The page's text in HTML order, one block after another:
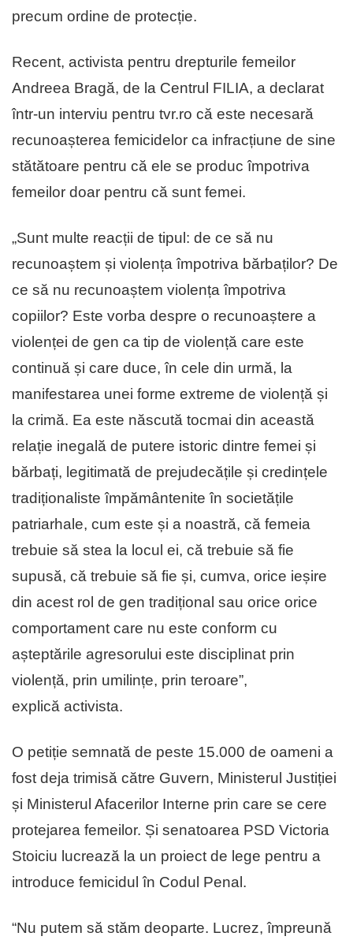
precum ordine de protecție.
Recent, activista pentru drepturile femeilor
Andreea Bragă, de la Centrul FILIA, a declarat
într-un interviu pentru tvr.ro că este necesară
recunoașterea femicidelor ca infracțiune de sine
stătătoare pentru că ele se produc împotriva
femeilor doar pentru că sunt femei.
„Sunt multe reacții de tipul: de ce să nu
recunoaștem și violența împotriva bărbaților? De
ce să nu recunoaștem violența împotriva
copiilor? Este vorba despre o recunoaștere a
violenței de gen ca tip de violență care este
continuă și care duce, în cele din urmă, la
manifestarea unei forme extreme de violență și
la crimă. Ea este născută tocmai din această
relație inegală de putere istoric dintre femei și
bărbați, legitimată de prejudecățile și credințele
tradiționaliste împământenite în societățile
patriarhale, cum este și a noastră, că femeia
trebuie să stea la locul ei, că trebuie să fie
supusă, că trebuie să fie și, cumva, orice ieșire
din acest rol de gen tradițional sau orice orice
comportament care nu este conform cu
așteptările agresorului este disciplinat prin
violență, prin umilințe, prin teroare”,
explică activista.
O petiție semnată de peste 15.000 de oameni a
fost deja trimisă către Guvern, Ministerul Justiției
și Ministerul Afacerilor Interne prin care se cere
protejarea femeilor. Și senatoarea PSD Victoria
Stoiciu lucrează la un proiect de lege pentru a
introduce femicidul în Codul Penal.
“Nu putem să stăm deoparte. Lucrez, împreună